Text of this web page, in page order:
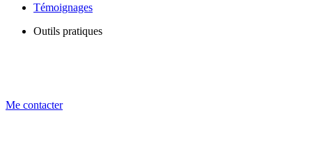
Témoignages
Outils pratiques
Me contacter